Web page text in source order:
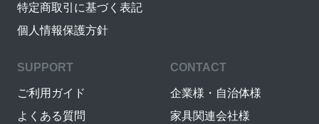
特定商取引に基づく表記
個人情報保護方針
SUPPORT
ご利用ガイド
よくある質問
CONTACT
企業様・自治体様
家具関連会社様